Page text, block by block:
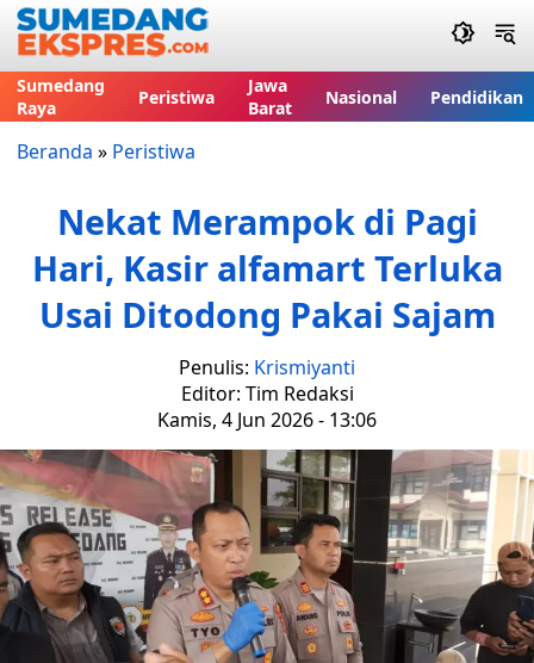
Sumedang
Raya
Peristiwa
Jawa
Barat
Nasional Pendidikan
Beranda » Peristiwa
Nekat Merampok di Pagi
Hari, Kasir alfamart Terluka
Usai Ditodong Pakai Sajam
Penulis: Krismiyanti
Editor: Tim Redaksi
Kamis, 4 Jun 2026 - 13:06